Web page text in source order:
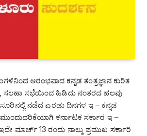
ಆರಂಭವಾದ ಕನ್ನಡ ತಂತ್ರಜ್ಞಾನ ಕುರಿತ
ಸಲಹಾ ಸಭೆಯಿಂದ ಹಿಡಿದು ನಂತರದ ಹಲವು
ನಡೆದ ಎರಡು ದಿನಗಳ ಇ – ಕನ್ನಡ
ಕರ್ನಾಟಕ ಸರ್ಕಾರ ಇ –
ಮಾರ್ಚ್ 13 ರಂದು ನಾಲ್ಕು ಪ್ರಮುಖ ಸರ್ಕಾರಿ